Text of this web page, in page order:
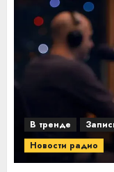
В тренде
Новости радио